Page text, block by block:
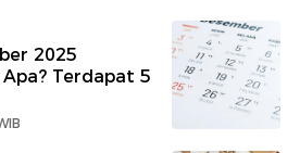
2025
Terdapat 5